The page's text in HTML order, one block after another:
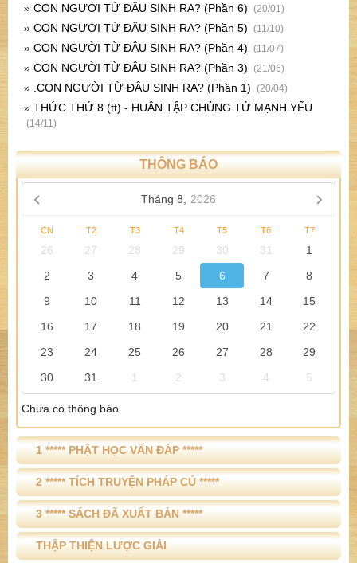
» CON NGƯỜI TỪ ĐÂU SINH RA? (Phần 6) (20/01)
» CON NGƯỜI TỪ ĐÂU SINH RA? (Phần 5) (11/10)
» CON NGƯỜI TỪ ĐÂU SINH RA? (Phần 4) (11/07)
» CON NGƯỜI TỪ ĐÂU SINH RA? (Phần 3) (21/06)
» .CON NGƯỜI TỪ ĐÂU SINH RA? (Phần 1) (20/04)
» THỨC THỨ 8 (tt) - HUÂN TẬP CHỦNG TỬ MẠNH YẾU
(14/11)
THÔNG BÁO
Tháng 8, 2026
CN T2 T3 T4 T5 T6 T7
26 27 28 29 30 31
1
2
3 4 5 6 7
8
9
10 11 12 13 14
15
16
17 18 19 20 21
22
23
24 25 26 27 28
29
30
31 1 2 3 4 5
Chưa có thông báo
1 ***** PHẬT HỌC VẤN ĐÁP *****
2 ***** TÍCH TRUYỆN PHÁP CÚ *****
3 ***** SÁCH ĐÃ XUẤT BẢN *****
THẬP THIỆN LƯỢC GIẢI